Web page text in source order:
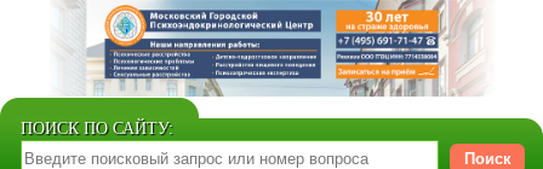
ПОИСК ПО САЙТУ: